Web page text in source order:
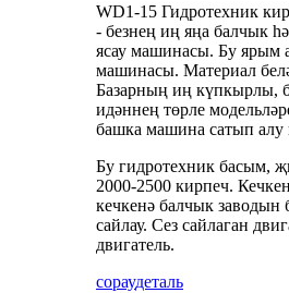
WD1-15 Гидротехник
- безнең иң яңа балчык
ясау машинасы. Бу ярым
машинасы. Материал
Базарның иң күпкырлы,
идәннең төрле
башка машина сатып алу
Бу гидротехник басым,
2000-2500 кирпеч.
кечкенә балчык
сайлау. Сез сайлаган
двигатель.
сораудеталь